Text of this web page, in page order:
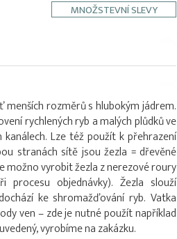
MNOŽSTEVNÍ SLEVY
rozměrů s hlubokým jádrem.
rychlených ryb a malých plůdků ve
Lze též použít k přehrazení
stranách sítě jsou žezla = dřevěné
možno vyrobit žezla z nerezové roury
objednávky). Žezla slouží
ke shromažďování ryb. Vatka
ven – zde je nutné použít například
vyrobíme na zakázku.